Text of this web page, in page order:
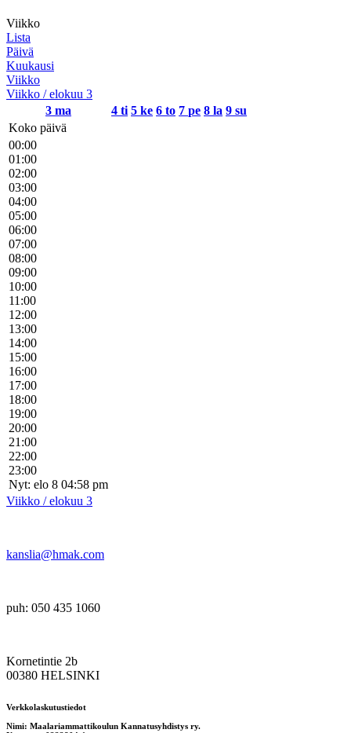
Viikko
Lista
Päivä
Kuukausi
Viikko
Viikko / elokuu 3
3 ma 4 ti 5 ke 6 to 7 pe 8 la 9 su
Koko päivä
00:00
01:00
02:00
03:00
04:00
05:00
06:00
07:00
08:00
09:00
10:00
11:00
12:00
13:00
14:00
15:00
16:00
17:00
18:00
19:00
20:00
21:00
22:00
23:00
Nyt: elo 8 04:58 pm
Viikko / elokuu 3
kanslia@hmak.com
puh: 050 435 1060
Kornetintie 2b
00380 HELSINKI
Verkkolaskutustiedot
Nimi: Maalariammattikoulun Kannatusyhdistys ry.